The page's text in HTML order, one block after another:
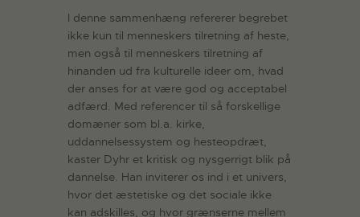
I denne sammenhæng refererer begrebet
ikke kun til menneskers tilretning af heste,
men også til menneskers tilretning af
hinanden ud fra kulturelle ideer om, hvad
der anses for at være god og acceptabel
adfærd. Med referencer til så forskellige
domæner som bl.a. kirke,
uddannelsessystem og hesteopdræt,
kaster Dyhr et kritisk og nysgerrigt blik på
dannelse. Han inviterer os ind i et univers,
hvor det æstetiske og det sociale ikke
kan adskilles, og hvor grænserne mellem